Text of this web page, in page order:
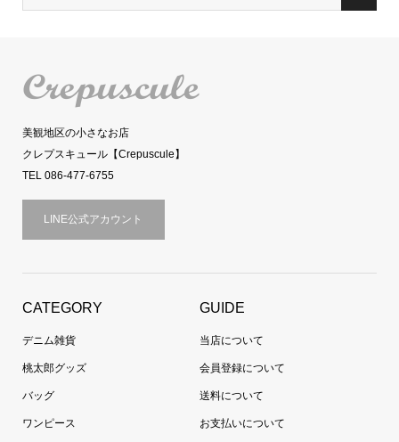
美観地区の小さなお店
クレプスキュール【Crepuscule】
TEL 086-477-6755
LINE公式アカウント
CATEGORY
デニム雑貨
桃太郎グッズ
バッグ
ワンピース
GUIDE
当店について
会員登録について
送料について
お支払いについて